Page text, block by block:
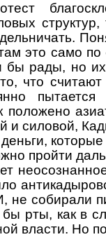
это само по
рады, но их
что
пытается
и силовой,
пройти
собирали
рты, как в
власти. Но